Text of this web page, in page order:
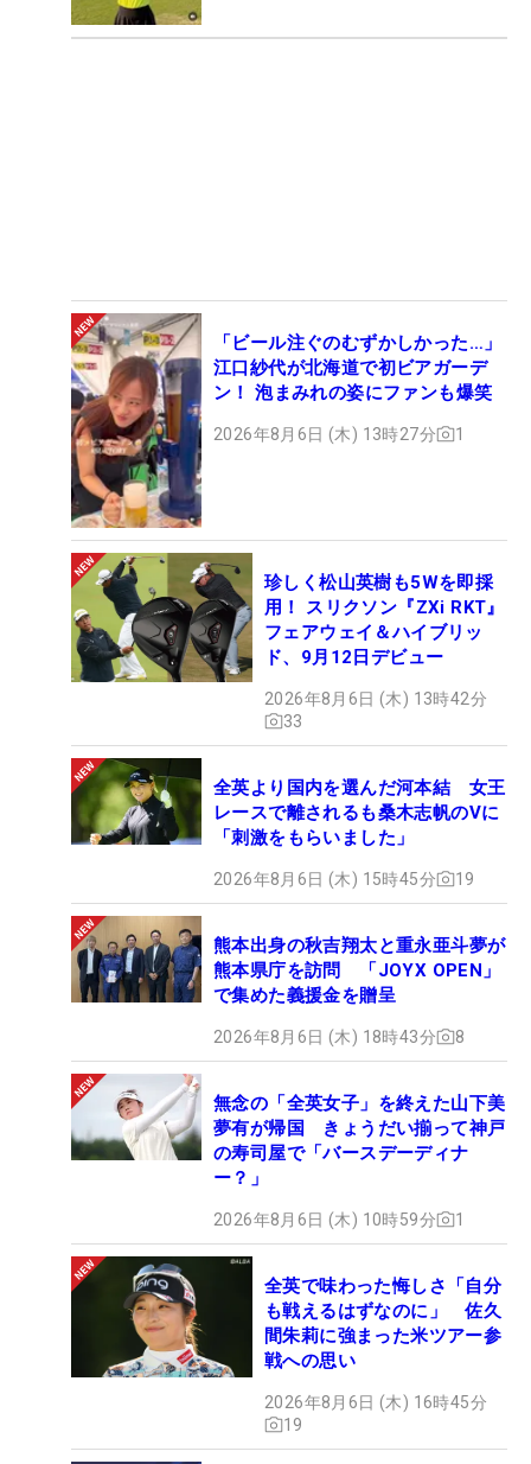
「ビール注ぐのむずかしかった…」
江口紗代が北海道で初ビアガーデ
ン！ 泡まみれの姿にファンも爆笑
2026年8月6日 (木) 13時27分 1
珍しく松山英樹も5Wを即採
用！ スリクソン『ZXi RKT』
フェアウェイ＆ハイブリッ
ド、9月12日デビュー
2026年8月6日 (木) 13時42分
33
全英より国内を選んだ河本結 女王
レースで離されるも桑木志帆のVに
「刺激をもらいました」
2026年8月6日 (木) 15時45分 19
熊本出身の秋吉翔太と重永亜斗夢が
熊本県庁を訪問 「JOYX OPEN」
で集めた義援金を贈呈
2026年8月6日 (木) 18時43分 8
無念の「全英女子」を終えた山下美
夢有が帰国 きょうだい揃って神戸
の寿司屋で「バースデーディナ
ー？」
2026年8月6日 (木) 10時59分 1
全英で味わった悔しさ「自分
も戦えるはずなのに」 佐久
間朱莉に強まった米ツアー参
戦への思い
2026年8月6日 (木) 16時45分
19